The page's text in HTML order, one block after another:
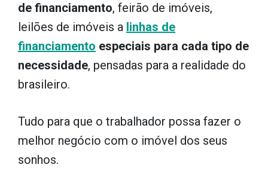
de financiamento, feirão de imóveis,
leilões de imóveis a linhas de
financiamento especiais para cada tipo de
necessidade, pensadas para a realidade do
brasileiro.
Tudo para que o trabalhador possa fazer o
melhor negócio com o imóvel dos seus
sonhos.